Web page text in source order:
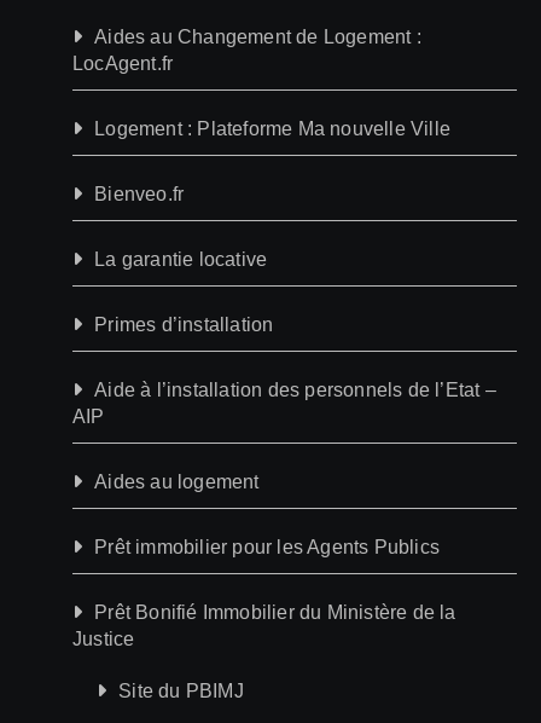
Aides au Changement de Logement :
LocAgent.fr
Logement : Plateforme Ma nouvelle Ville
Bienveo.fr
La garantie locative
Primes d’installation
Aide à l’installation des personnels de l’Etat –
AIP
Aides au logement
Prêt immobilier pour les Agents Publics
Prêt Bonifié Immobilier du Ministère de la
Justice
Site du PBIMJ